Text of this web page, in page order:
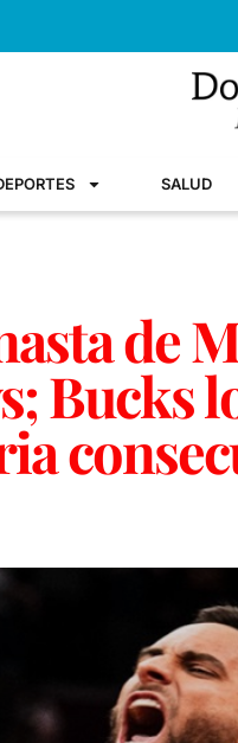
SALUD
de
Bucks